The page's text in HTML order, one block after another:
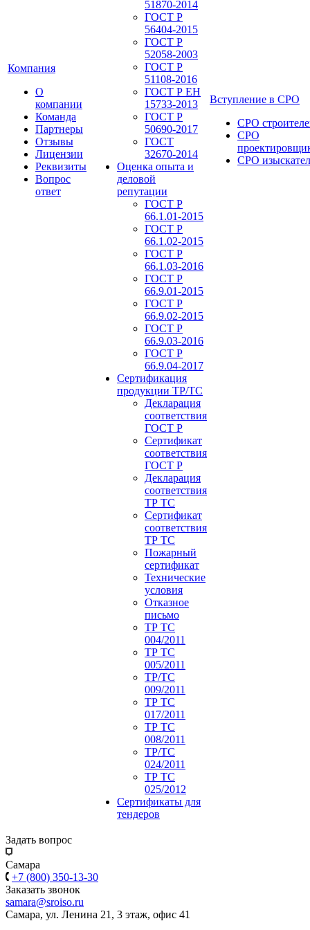
Компания
О
компании
Команда
Партнеры
Отзывы
Лицензии
Реквизиты
Вопрос
ответ
51870-2014
ГОСТ Р
56404-2015
ГОСТ Р
52058-2003
ГОСТ Р
51108-2016
ГОСТ Р ЕН
15733-2013
ГОСТ Р
50690-2017
ГОСТ
32670-2014
Оценка опыта и
деловой
репутации
ГОСТ Р
66.1.01-2015
ГОСТ Р
66.1.02-2015
ГОСТ Р
66.1.03-2016
ГОСТ Р
66.9.01-2015
ГОСТ Р
66.9.02-2015
ГОСТ Р
66.9.03-2016
ГОСТ Р
66.9.04-2017
Сертификация
продукции ТР/ТС
Декларация
соответствия
ГОСТ Р
Сертификат
соответствия
ГОСТ Р
Декларация
соответствия
ТР ТС
Сертификат
соответствия
ТР ТС
Пожарный
сертификат
Технические
условия
Отказное
письмо
ТР ТС
004/2011
ТР ТС
005/2011
ТР/ТС
009/2011
ТР ТС
017/2011
ТР ТС
008/2011
ТР/ТС
024/2011
ТР ТС
025/2012
Сертификаты для
тендеров
Вступление в СРО
СРО
СРО
СРО
Задать вопрос
Самара
+7 (800) 350-13-30
Заказать звонок
samara@sroiso.ru
Самара, ул. Ленина 21, 3 этаж, офис 41